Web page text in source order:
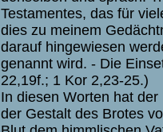
Testamentes, das für
dies zu meinem
darauf hingewiesen
genannt wird. - Die
22,19f.; 1 Kor 2,23-25.)
In diesen Worten hat
der Gestalt des Brotes